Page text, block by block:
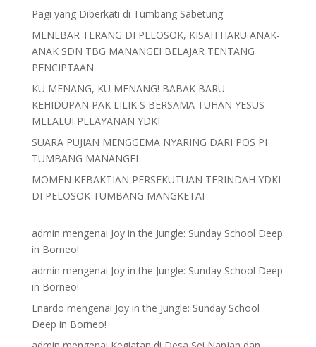
Pagi yang Diberkati di Tumbang Sabetung
MENEBAR TERANG DI PELOSOK, KISAH HARU ANAK-
ANAK SDN TBG MANANGEI BELAJAR TENTANG
PENCIPTAAN
KU MENANG, KU MENANG! BABAK BARU
KEHIDUPAN PAK LILIK S BERSAMA TUHAN YESUS
MELALUI PELAYANAN YDKI
SUARA PUJIAN MENGGEMA NYARING DARI POS PI
TUMBANG MANANGEI
MOMEN KEBAKTIAN PERSEKUTUAN TERINDAH YDKI
DI PELOSOK TUMBANG MANGKETAI
admin mengenai Joy in the Jungle: Sunday School Deep
in Borneo!
admin mengenai Joy in the Jungle: Sunday School Deep
in Borneo!
Enardo mengenai Joy in the Jungle: Sunday School
Deep in Borneo!